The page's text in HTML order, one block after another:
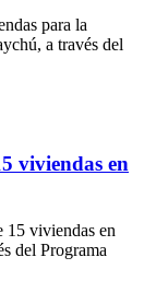
para la
a través del
viviendas en
15 viviendas en
del Programa